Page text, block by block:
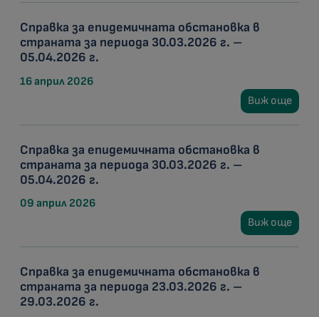
Справка за епидемичната обстановка в
страната за периода 30.03.2026 г. –
05.04.2026 г.
16 април 2026
Виж още
Справка за епидемичната обстановка в
страната за периода 30.03.2026 г. –
05.04.2026 г.
09 април 2026
Виж още
Справка за епидемичната обстановка в
страната за периода 23.03.2026 г. –
29.03.2026 г.